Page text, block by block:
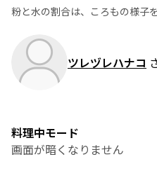
粉と水の割合は、ころもの様子
ツレヅレハナコ
料理中モード
画面が暗くなりません